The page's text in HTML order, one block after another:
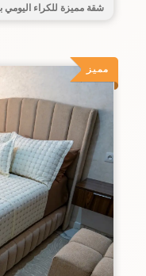
شقة مميزة للكراء
مميز